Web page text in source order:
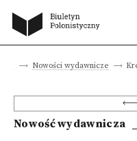
Nowości wydawnicze
Nowość wydawnicza